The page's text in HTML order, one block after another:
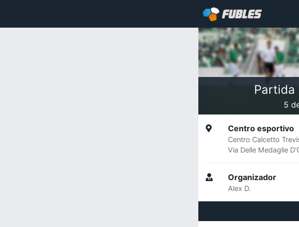
Partida
5
Centro esportivo
Centro Calcetto
Via Delle Medaglie
Organizador
Alex D.